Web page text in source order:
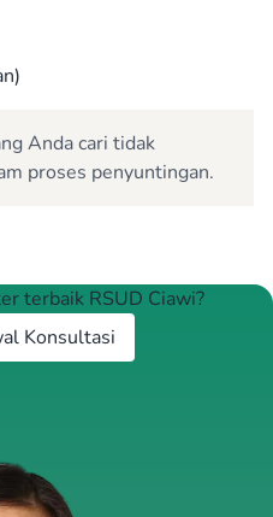
Anda cari tidak
proses penyuntingan.
terbaik RSUD Ciawi?
Konsultasi